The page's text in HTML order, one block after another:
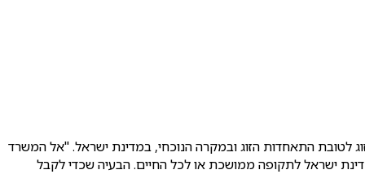
לטובת התאחדות הזוג ובמקרה הנוכחי, במדינת ישראל. "אל המשרד
ישראל לתקופה ממושכת או לכל החיים. הבעיה שכדי לקבל